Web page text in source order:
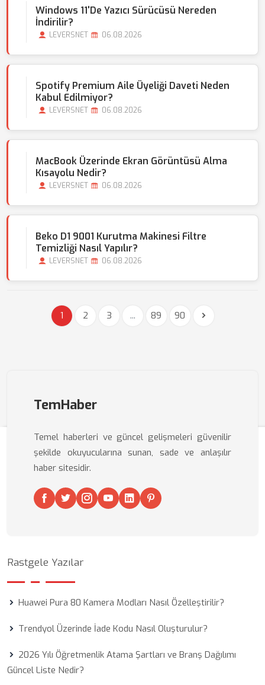
Windows 11'de Yazıcı Sürücüsü Nereden
İndirilir?
LEVERSNET 06.08.2026
Spotify Premium Aile Üyeliği Daveti Neden
Kabul Edilmiyor?
LEVERSNET 06.08.2026
MacBook Üzerinde Ekran Görüntüsü Alma
Kısayolu Nedir?
LEVERSNET 06.08.2026
Beko D1 9001 Kurutma Makinesi Filtre
Temizliği Nasıl Yapılır?
LEVERSNET 06.08.2026
1 2 3 ... 89 90
TemHaber
Temel haberleri ve güncel gelişmeleri güvenilir
şekilde okuyucularına sunan, sade ve anlaşılır
haber sitesidir.
Rastgele Yazılar
Huawei Pura 80 Kamera Modları Nasıl Özelleştirilir?
Trendyol Üzerinde İade Kodu Nasıl Oluşturulur?
2026 Yılı Öğretmenlik Atama Şartları ve Branş Dağılımı
Güncel Liste Nedir?